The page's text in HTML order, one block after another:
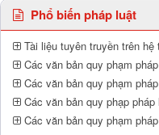
Phổ biến pháp luật
Tài liệu tuyên truyền trên
Các văn bản quy phạm
Các văn bản quy phạm
Các văn bản quy phạp
Các văn bản quy phạm